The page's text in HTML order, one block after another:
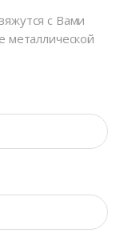
с Вами
металлической